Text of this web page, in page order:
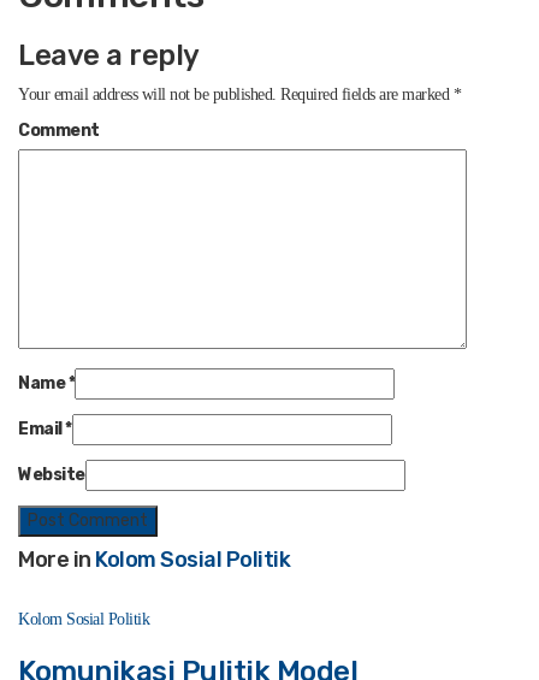
Leave a reply
Your email address will not be published. Required fields are marked *
Comment
Name*
Email *
Website
More in Kolom Sosial Politik
Kolom Sosial Politik
Komunikasi Pulitik Model